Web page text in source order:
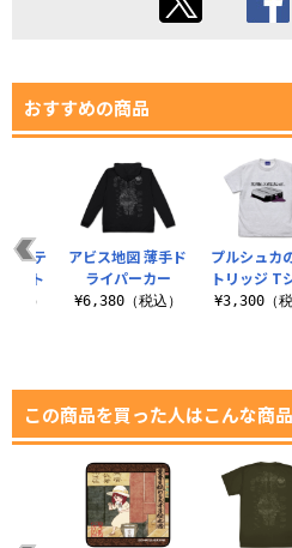
おすすめの商品
プルシュカ
トリッジ T
¥3,300（税
ァテ
ット
込）
アビス地図 薄手ド
ライパーカー
¥6,380（税込）
この商品を買った人はこんな商